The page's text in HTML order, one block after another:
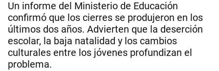
Un informe del Ministerio de Educación
confirmó que los cierres se produjeron en los
últimos dos años. Advierten que la deserción
escolar, la baja natalidad y los cambios
culturales entre los jóvenes profundizan el
problema.